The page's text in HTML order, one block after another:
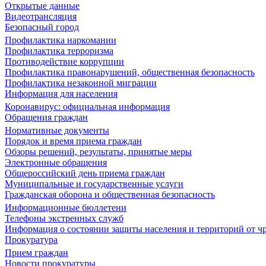
Открытые данные
Видеотрансляция
Безопасный город
Профилактика наркомании
Профилактика терроризма
Противодействие коррупции
Профилактика правонарушений, общественная безопасность
Профилактика незаконной миграции
Информация для населения
Коронавирус: официальная информация
Обращения граждан
Нормативные документы
Порядок и время приема граждан
Обзоры решений, результаты, принятые меры
Электронные обращения
Общероссийский день приема граждан
Муниципальные и государственные услуги
Гражданская оборона и общественная безопасность
Информационные бюллетени
Телефоны экстренных служб
Информация о состоянии защиты населения и территорий от
Прокуратура
Прием граждан
Новости прокуратуры